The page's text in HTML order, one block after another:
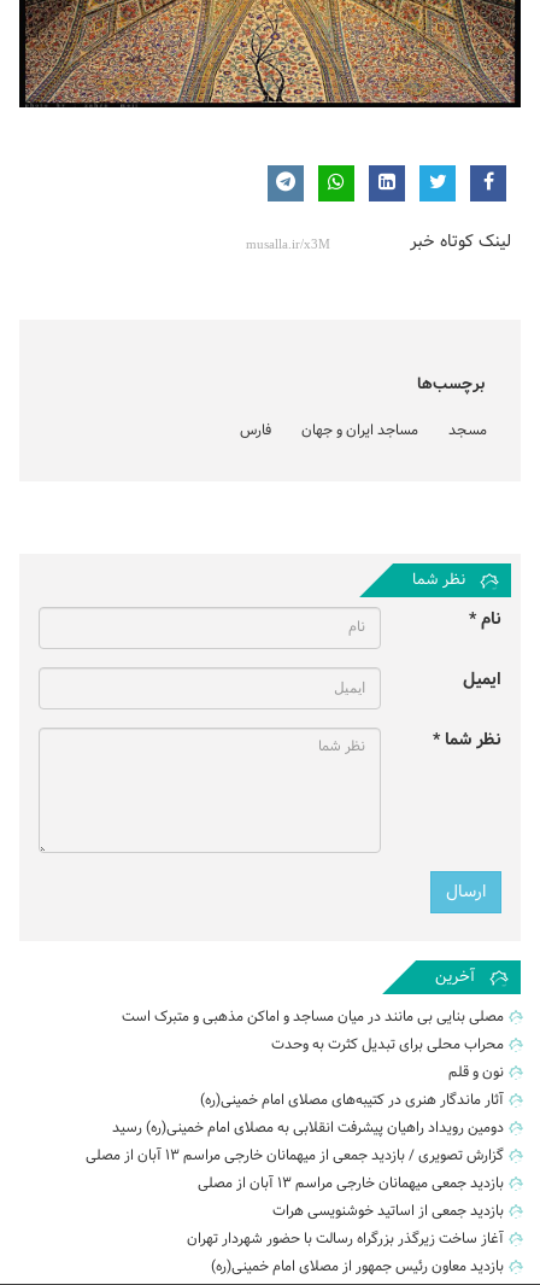
لینک کوتاه خبر
برچسب‌ها
مسجد مساجد ایران و جهان فارس
نظر شما
نام *
ایمیل
نظر شما *
آخرین
مصلی بنایی بی مانند در میان مساجد و اماکن مذهبی و متبرک است
محراب محلی برای تبدیل کثرت به وحدت
نون و قلم
آثار ماندگار هنری در کتیبه‌های مصلای امام خمینی(ره)
دومین رویداد راهیان پیشرفت انقلابی به مصلای امام خمینی(ره) رسید
گزارش تصویری / بازدید جمعی از میهمانان خارجی مراسم ۱۳ آبان از مصلی
بازدید جمعی میهمانان خارجی مراسم ۱۳ آبان از مصلی
بازدید جمعی از اساتید خوشنویسی هرات
آغاز ساخت زیرگذر بزرگراه رسالت با حضور شهردار تهران
بازدید معاون رئیس جمهور از مصلای امام خمینی(ره)